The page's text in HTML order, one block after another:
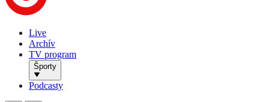
Live
Archív
TV program
Športy
Podcasty